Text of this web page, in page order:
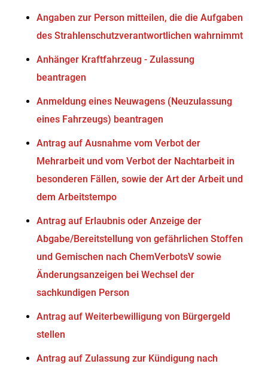
Angaben zur Person mitteilen, die die Aufgaben
des Strahlenschutzverantwortlichen wahrnimmt
Anhänger Kraftfahrzeug - Zulassung
beantragen
Anmeldung eines Neuwagens (Neuzulassung
eines Fahrzeugs) beantragen
Antrag auf Ausnahme vom Verbot der
Mehrarbeit und vom Verbot der Nachtarbeit in
besonderen Fällen, sowie der Art der Arbeit und
dem Arbeitstempo
Antrag auf Erlaubnis oder Anzeige der
Abgabe/Bereitstellung von gefährlichen Stoffen
und Gemischen nach ChemVerbotsV sowie
Änderungsanzeigen bei Wechsel der
sachkundigen Person
Antrag auf Weiterbewilligung von Bürgergeld
stellen
Antrag auf Zulassung zur Kündigung nach